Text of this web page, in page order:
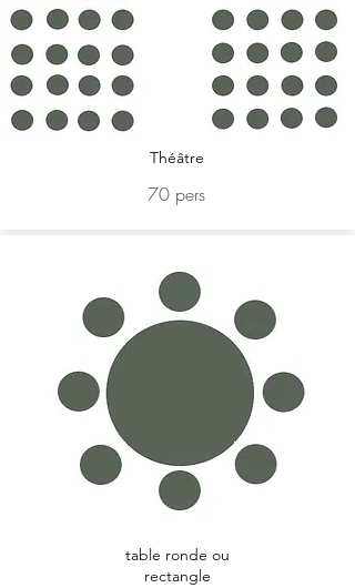
Théâtre
70 pers
table ronde ou
rectangle